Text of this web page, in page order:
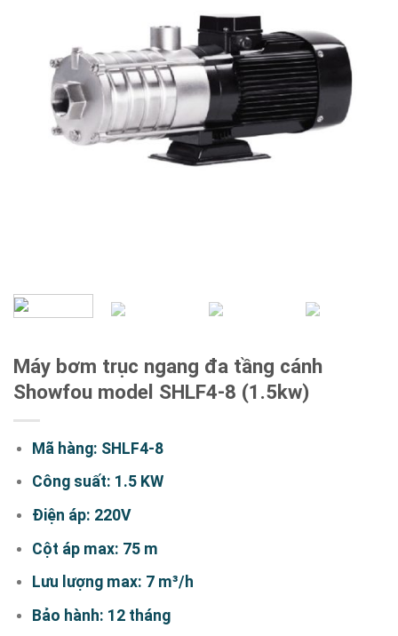
Máy bơm trục ngang đa tầng cánh
Showfou model SHLF4-8 (1.5kw)
Mã hàng: SHLF4-8
Công suất: 1.5 KW
Điện áp: 220V
Cột áp max: 75 m
Lưu lượng max: 7 m³/h
Bảo hành: 12 tháng